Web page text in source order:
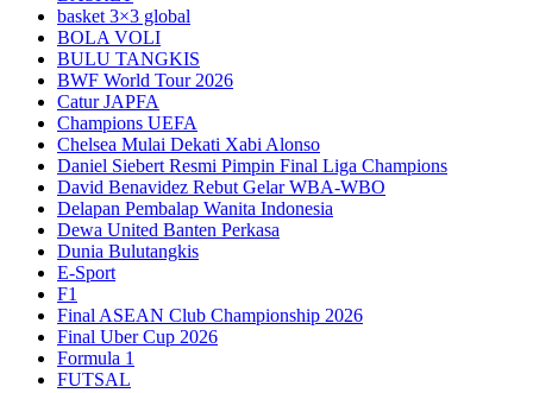
basket 3×3 global
BOLA VOLI
BULU TANGKIS
BWF World Tour 2026
Catur JAPFA
Champions UEFA
Chelsea Mulai Dekati Xabi Alonso
Daniel Siebert Resmi Pimpin Final Liga Champions
David Benavidez Rebut Gelar WBA-WBO
Delapan Pembalap Wanita Indonesia
Dewa United Banten Perkasa
Dunia Bulutangkis
E-Sport
F1
Final ASEAN Club Championship 2026
Final Uber Cup 2026
Formula 1
FUTSAL